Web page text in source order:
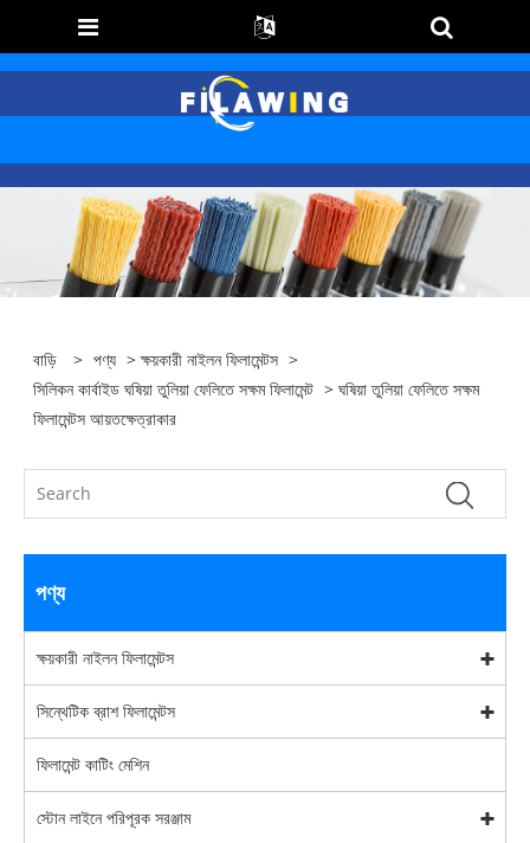
বাড়ি > পণ্য >ক্ষয়কারী নাইলন ফিলামেন্টস >
সিলিকন কার্বাইড ঘষিয়া তুলিয়া ফেলিতে সক্ষম ফিলামেন্ট > ঘষিয়া তুলিয়া ফেলিতে সক্ষম
ফিলামেন্টস আয়তক্ষেত্রাকার
পণ্য
ক্ষয়কারী নাইলন ফিলামেন্টস
সিন্থেটিক ব্রাশ ফিলামেন্টস
ফিলামেন্ট কাটিং মেশিন
স্টোন লাইনে পরিপূরক সরঞ্জাম